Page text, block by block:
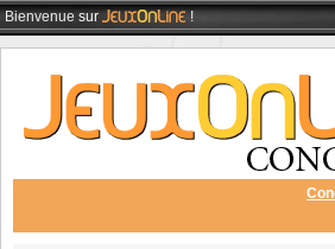
Bienvenue sur !